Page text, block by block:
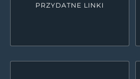
PRZYDATNE LINKI